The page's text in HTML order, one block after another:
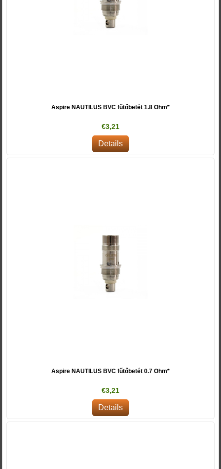
Aspire NAUTILUS BVC fűtőbetét 1.8 Ohm*
€3,21
Details
Aspire NAUTILUS BVC fűtőbetét 0.7 Ohm*
€3,21
Details